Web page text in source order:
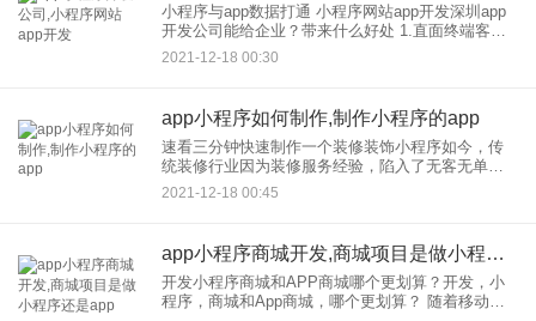
小程序与app数据打通 小程序网站app开发深圳app
开发公司能给企业？带来什么好处 1.直面终端客
户，了解目标客户的需求，让企业的产品和服务信
2021-12-18 00:30
app小程序如何制作,制作小程序的app
速看三分钟快速制作一个装修装饰小程序如今，传
统装修行业因为装修服务经验，陷入了无客无单的
窘境。为了摆脱这个困境，我希望通过装修开发的
小程序来帮助扩大公司的客户和推广服务那么如何
2021-12-18 00:45
app小程序商城开发,商城项目是做小程序还是app
开发小程序商城和APP商城哪个更划算？开发，小
程序，商城和App商城，哪个更划算？ 随着移动互